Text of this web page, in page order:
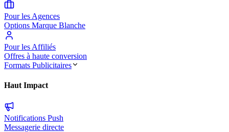
Pour les Agences
Options Marque Blanche
Pour les Affiliés
Offres à haute conversion
Formats Publicitaires
Haut Impact
Notifications Push
Messagerie directe